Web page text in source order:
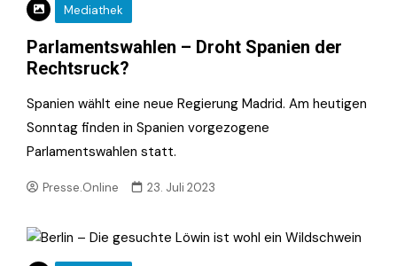
Mediathek
Parlamentswahlen – Droht Spanien der
Rechtsruck?
Spanien wählt eine neue Regierung Madrid. Am heutigen
Sonntag finden in Spanien vorgezogene
Parlamentswahlen statt.
Presse.Online 23. Juli 2023